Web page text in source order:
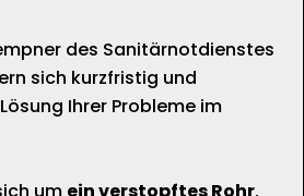
des Sanitärnotdienstes
sich kurzfristig und
Ihrer Probleme im